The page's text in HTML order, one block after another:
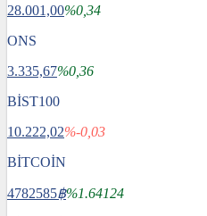
28.001,00%0,34
ONS
3.335,67%0,36
BİST100
10.222,02%-0,03
BİTCOİN
4782585฿%1.64124